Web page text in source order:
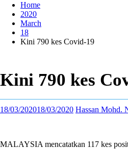
Home
2020
March
18
Kini 790 kes Covid-19
Kini 790 kes
18/03/202018/03/2020 Hassan Mohd.
MALAYSIA mencatatkan 117 kes